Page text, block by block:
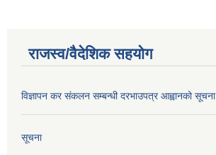
राजस्व/वैदेशिक सहयोग
विज्ञापन कर संकलन सम्बन्धी दरभाउपत्र आह्वानको सूचना
सूचना